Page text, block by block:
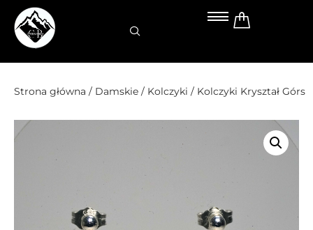
Przejdź
Strona główna / Damskie / Kolczyki / Kolczyki Kryształ